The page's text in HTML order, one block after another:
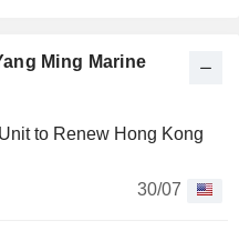
Ming Marine
to Renew Hong Kong
30/07